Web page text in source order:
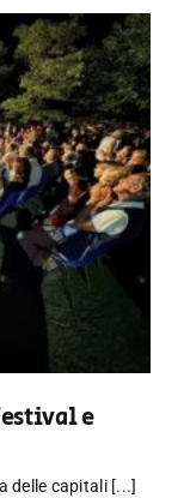
e
delle capitali [...]